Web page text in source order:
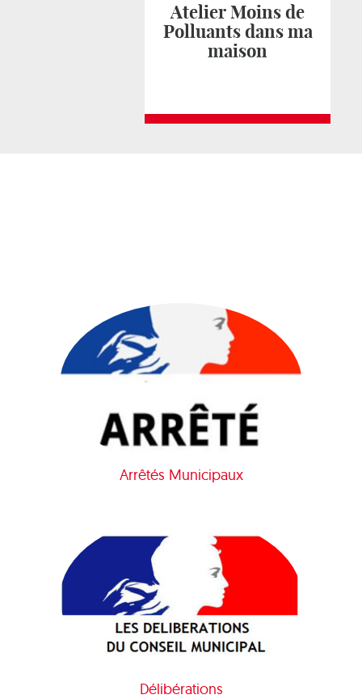
Atelier Moins de
Polluants dans ma
maison
Arrêtés Municipaux
Délibérations